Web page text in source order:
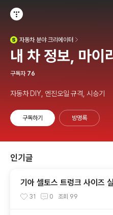
자동차분야 크리에이터
내 차 정보, 마이
구독자 76
자동차 DIY, 엔진오일 규격, 시승기
구독하기 방명록
인기글
기아 셀토스 트렁크 사이즈
등)31 0 조회 99